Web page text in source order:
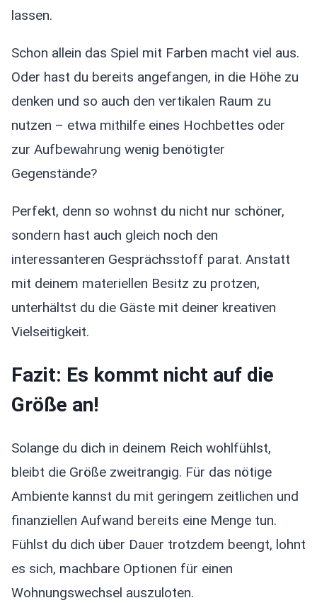
lassen.
Schon allein das Spiel mit Farben macht viel aus.
Oder hast du bereits angefangen, in die Höhe zu
denken und so auch den vertikalen Raum zu
nutzen – etwa mithilfe eines Hochbettes oder
zur Aufbewahrung wenig benötigter
Gegenstände?
Perfekt, denn so wohnst du nicht nur schöner,
sondern hast auch gleich noch den
interessanteren Gesprächsstoff parat. Anstatt
mit deinem materiellen Besitz zu protzen,
unterhältst du die Gäste mit deiner kreativen
Vielseitigkeit.
Fazit: Es kommt nicht auf die
Größe an!
Solange du dich in deinem Reich wohlfühlst,
bleibt die Größe zweitrangig. Für das nötige
Ambiente kannst du mit geringem zeitlichen und
finanziellen Aufwand bereits eine Menge tun.
Fühlst du dich über Dauer trotzdem beengt, lohnt
es sich, machbare Optionen für einen
Wohnungswechsel auszuloten.